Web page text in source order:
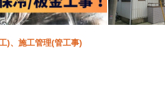
)、施工管理(管工事)